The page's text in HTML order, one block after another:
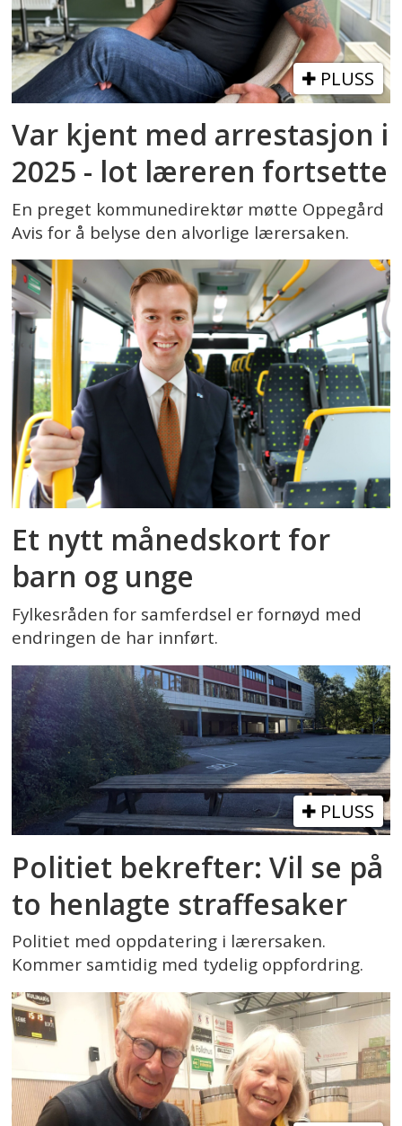
PLUSS
Var kjent med arrestasjon i
2025 - lot læreren fortsette
En preget kommunedirektør møtte Oppegård
Avis for å belyse den alvorlige lærersaken.
Et nytt månedskort for
barn og unge
Fylkesråden for samferdsel er fornøyd med
endringen de har innført.
PLUSS
Politiet bekrefter: Vil se på
to henlagte straffesaker
Politiet med oppdatering i lærersaken.
Kommer samtidig med tydelig oppfordring.